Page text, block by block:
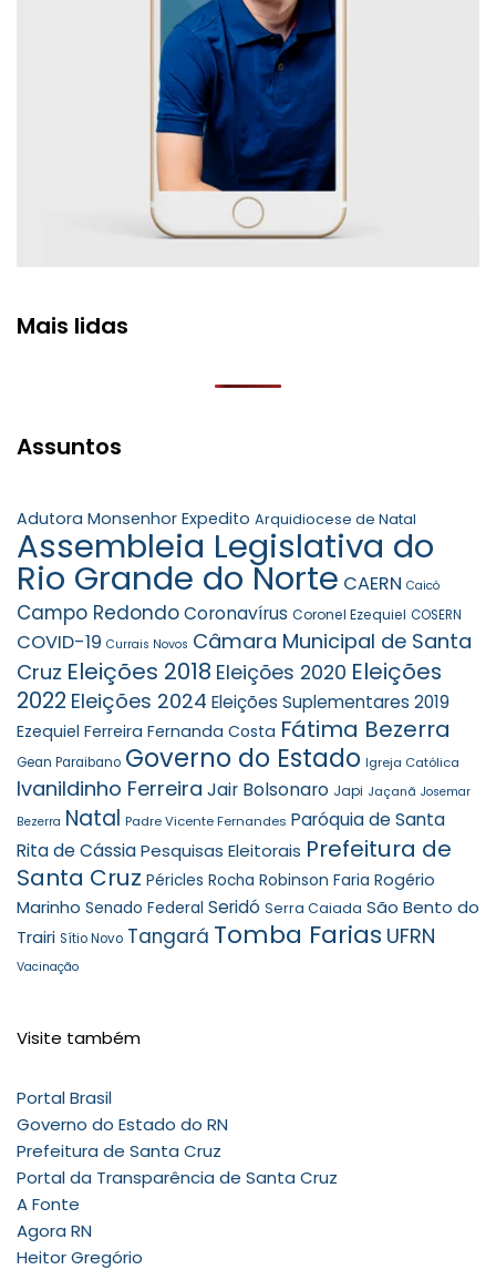
Mais lidas
Assuntos
Adutora Monsenhor Expedito Arquidiocese de Natal
Assembleia Legislativa do
Rio Grande do Norte CAERN Caicó
Campo RedondoCoronavírus Coronel Ezequiel COSERN
COVID-19 Currais Novos Câmara Municipal de Santa
Cruz Eleições 2018 Eleições 2020 Eleições
2022 Eleições 2024 Eleições Suplementares 2019
Ezequiel Ferreira Fernanda Costa Fátima Bezerra
Gean Paraibano Governo do Estado Igreja Católica
Ivanildinho Ferreira Jair Bolsonaro Japi Jaçanã Josemar
Bezerra Natal Padre Vicente Fernandes Paróquia de Santa
Rita de CássiaPesquisas Eleitorais Prefeitura de
Santa Cruz Péricles Rocha Robinson Faria Rogério
Marinho Senado Federal Seridó Serra Caiada São Bento do
Trairi Sítio Novo Tangará Tomba Farias UFRN
Vacinação
Visite também
Portal Brasil
Governo do Estado do RN
Prefeitura de Santa Cruz
Portal da Transparência de Santa Cruz
A Fonte
Agora RN
Heitor Gregório